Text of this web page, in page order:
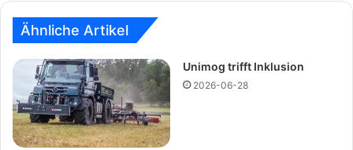
-
C
b
G
a
i
m
U
4
0
Ähnliche Artikel
Unimog trifft Inklusion
2026-06-28